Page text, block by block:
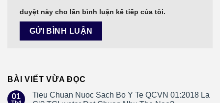
duyệt này cho lần bình luận kế tiếp của tôi.
BÀI VIẾT VỪA ĐỌC
01
Tieu Chuan Nuoc Sach Bo Y Te QCVN 01:2018 La